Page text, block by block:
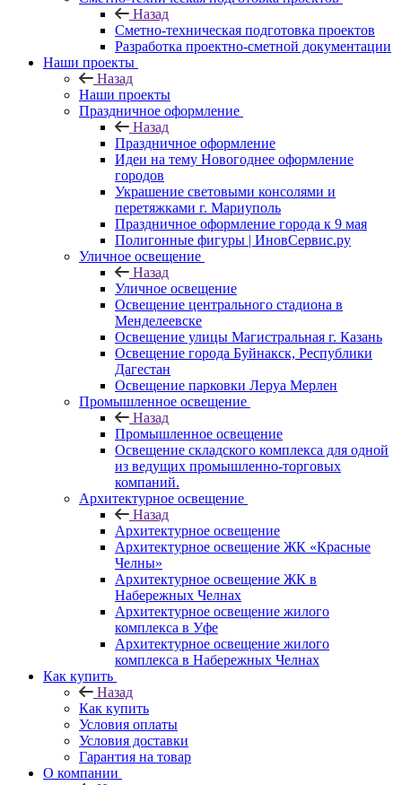
Назад
Сметно-техническая подготовка проектов
Разработка проектно-сметной документации
Наши проекты
Назад
Наши проекты
Праздничное оформление
Назад
Праздничное оформление
Идеи на тему Новогоднее оформление
городов
Украшение световыми консолями и
перетяжками г. Мариуполь
Праздничное оформление города к 9 мая
Полигонные фигуры | ИновСервис.ру
Уличное освещение
Назад
Уличное освещение
Освещение центрального стадиона в
Менделеевске
Освещение улицы Магистральная г. Казань
Освещение города Буйнакск, Республики
Дагестан
Освещение парковки Леруа Мерлен
Промышленное освещение
Назад
Промышленное освещение
Освещение складского комплекса для одной
из ведущих промышленно-торговых
компаний.
Архитектурное освещение
Назад
Архитектурное освещение
Архитектурное освещение ЖК «Красные
Челны»
Архитектурное освещение ЖК в
Набережных Челнах
Архитектурное освещение жилого
комплекса в Уфе
Архитектурное освещение жилого
комплекса в Набережных Челнах
Как купить
Назад
Как купить
Условия оплаты
Условия доставки
Гарантия на товар
О компании